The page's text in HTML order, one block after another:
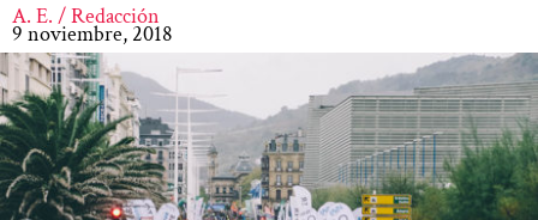
A. E. / Redacción
9 noviembre, 2018